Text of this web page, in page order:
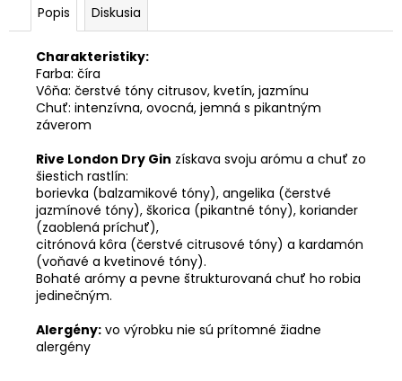
Popis Diskusia
Charakteristiky:
Farba: číra
Vôňa: čerstvé tóny citrusov, kvetín, jazmínu
Chuť: intenzívna, ovocná, jemná s pikantným
záverom
Rive London Dry Gin získava svoju arómu a chuť zo
šiestich rastlín:
borievka (balzamikové tóny), angelika (čerstvé
jazmínové tóny), škorica (pikantné tóny), koriander
(zaoblená príchuť),
citrónová kôra (čerstvé citrusové tóny) a kardamón
(voňavé a kvetinové tóny).
Bohaté arómy a pevne štrukturovaná chuť ho robia
jedinečným.
Alergény: vo výrobku nie sú prítomné žiadne
alergény